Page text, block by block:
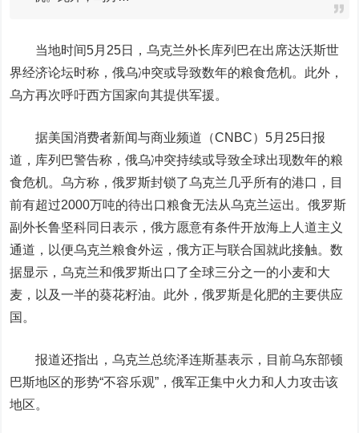
当地时间5月25日，乌克兰外长库列巴在出席达沃斯世
界经济论坛时称，俄乌冲突或导致数年的粮食危机。此外，
乌方再次呼吁西方国家向其提供军援。
据美国消费者新闻与商业频道（CNBC）5月25日报
道，库列巴警告称，俄乌冲突持续或导致全球出现数年的粮
食危机。乌方称，俄罗斯封锁了乌克兰几乎所有的港口，目
前有超过2000万吨的待出口粮食无法从乌克兰运出。俄罗斯
副外长鲁坚科同日表示，俄方愿意有条件开放海上人道主义
通道，以便乌克兰粮食外运，俄方正与联合国就此接触。数
据显示，乌克兰和俄罗斯出口了全球三分之一的小麦和大
麦，以及一半的葵花籽油。此外，俄罗斯是化肥的主要供应
国。
报道还指出，乌克兰总统泽连斯基表示，目前乌东部顿
巴斯地区的形势“不容乐观”，俄军正集中火力和人力攻击该
地区。